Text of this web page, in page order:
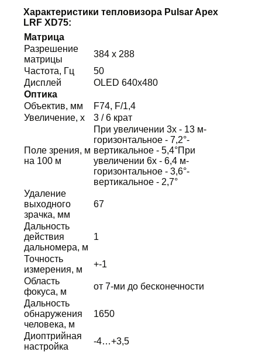
Характеристики тепловизора Pulsar Apex
LRF XD75:
Матрица
Разрешение
матрицы
384 x 288
Частота, Гц
50
Дисплей
OLED 640x480
Оптика
Объектив, мм
F74, F/1,4
Увеличение, х
3 / 6 крат
Поле зрения, м
на 100 м
При увеличении 3х - 13 м-
горизонтальное - 7,2°-
вертикальное - 5,4°При
увеличении 6х - 6,4 м-
горизонтальное - 3,6°-
вертикальное - 2,7°
Удаление
выходного
зрачка, мм
67
Дальность
действия
дальномера, м
1
Точность
измерения, м
+-1
Область
фокуса, м
от 7-ми до бесконечности
Дальность
обнаружения
человека, м
1650
Диоптрийная
настройка
-4…+3,5